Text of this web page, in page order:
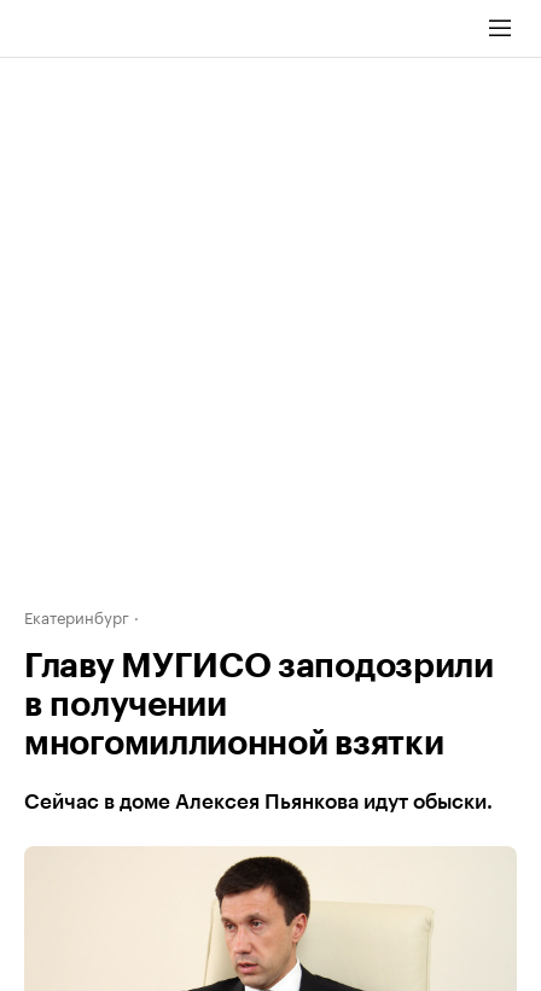
Екатеринбург
Главу МУГИСО заподозрили
в получении
многомиллионной взятки
Сейчас в доме Алексея Пьянкова идут обыски.